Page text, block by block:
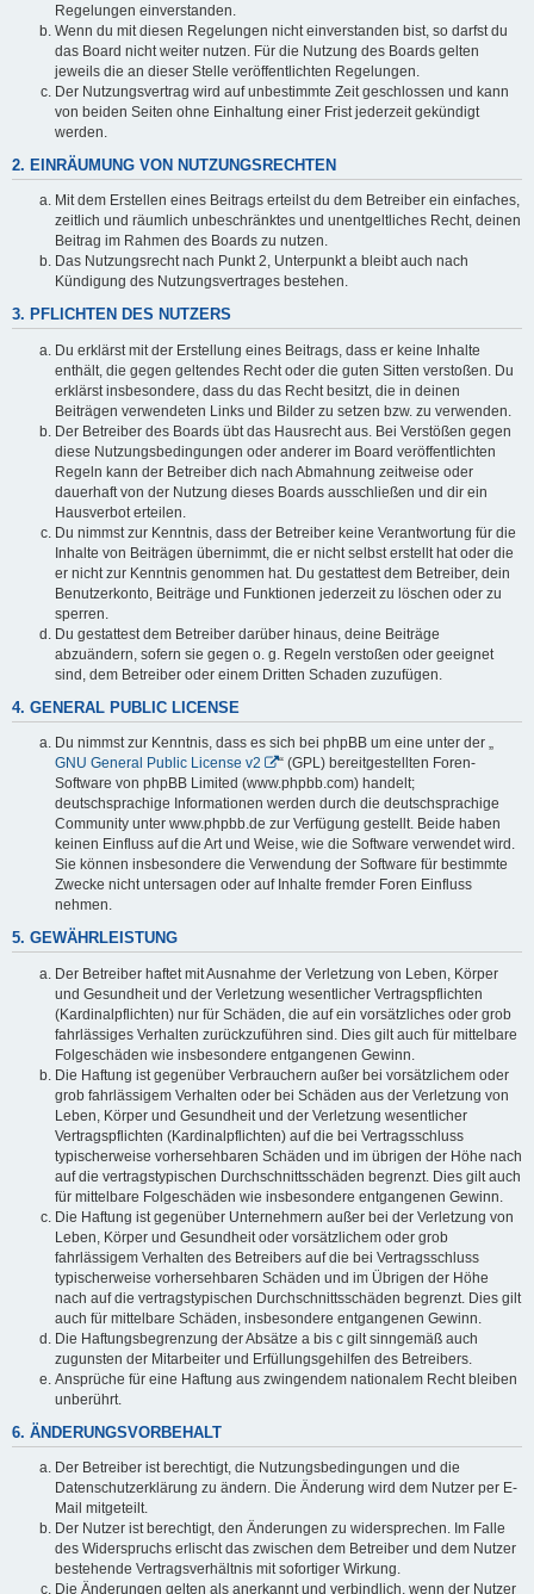
Regelungen einverstanden.
Wenn du mit diesen Regelungen nicht einverstanden bist, so darfst du
das Board nicht weiter nutzen. Für die Nutzung des Boards gelten
jeweils die an dieser Stelle veröffentlichten Regelungen.
Der Nutzungsvertrag wird auf unbestimmte Zeit geschlossen und kann
von beiden Seiten ohne Einhaltung einer Frist jederzeit gekündigt
werden.
2. EINRÄUMUNG VON NUTZUNGSRECHTEN
Mit dem Erstellen eines Beitrags erteilst du dem Betreiber ein einfaches,
zeitlich und räumlich unbeschränktes und unentgeltliches Recht, deinen
Beitrag im Rahmen des Boards zu nutzen.
Das Nutzungsrecht nach Punkt 2, Unterpunkt a bleibt auch nach
Kündigung des Nutzungsvertrages bestehen.
3. PFLICHTEN DES NUTZERS
Du erklärst mit der Erstellung eines Beitrags, dass er keine Inhalte
enthält, die gegen geltendes Recht oder die guten Sitten verstoßen. Du
erklärst insbesondere, dass du das Recht besitzt, die in deinen
Beiträgen verwendeten Links und Bilder zu setzen bzw. zu verwenden.
Der Betreiber des Boards übt das Hausrecht aus. Bei Verstößen gegen
diese Nutzungsbedingungen oder anderer im Board veröffentlichten
Regeln kann der Betreiber dich nach Abmahnung zeitweise oder
dauerhaft von der Nutzung dieses Boards ausschließen und dir ein
Hausverbot erteilen.
Du nimmst zur Kenntnis, dass der Betreiber keine Verantwortung für die
Inhalte von Beiträgen übernimmt, die er nicht selbst erstellt hat oder die
er nicht zur Kenntnis genommen hat. Du gestattest dem Betreiber, dein
Benutzerkonto, Beiträge und Funktionen jederzeit zu löschen oder zu
sperren.
Du gestattest dem Betreiber darüber hinaus, deine Beiträge
abzuändern, sofern sie gegen o. g. Regeln verstoßen oder geeignet
sind, dem Betreiber oder einem Dritten Schaden zuzufügen.
4. GENERAL PUBLIC LICENSE
Du nimmst zur Kenntnis, dass es sich bei phpBB um eine unter der „
GNU General Public License v2
“ (GPL) bereitgestellten Foren-
Software von phpBB Limited (www.phpbb.com) handelt;
deutschsprachige Informationen werden durch die deutschsprachige
Community unter www.phpbb.de zur Verfügung gestellt. Beide haben
keinen Einfluss auf die Art und Weise, wie die Software verwendet wird.
Sie können insbesondere die Verwendung der Software für bestimmte
Zwecke nicht untersagen oder auf Inhalte fremder Foren Einfluss
nehmen.
5. GEWÄHRLEISTUNG
Der Betreiber haftet mit Ausnahme der Verletzung von Leben, Körper
und Gesundheit und der Verletzung wesentlicher Vertragspflichten
(Kardinalpflichten) nur für Schäden, die auf ein vorsätzliches oder grob
fahrlässiges Verhalten zurückzuführen sind. Dies gilt auch für mittelbare
Folgeschäden wie insbesondere entgangenen Gewinn.
Die Haftung ist gegenüber Verbrauchern außer bei vorsätzlichem oder
grob fahrlässigem Verhalten oder bei Schäden aus der Verletzung von
Leben, Körper und Gesundheit und der Verletzung wesentlicher
Vertragspflichten (Kardinalpflichten) auf die bei Vertragsschluss
typischerweise vorhersehbaren Schäden und im übrigen der Höhe nach
auf die vertragstypischen Durchschnittsschäden begrenzt. Dies gilt auch
für mittelbare Folgeschäden wie insbesondere entgangenen Gewinn.
Die Haftung ist gegenüber Unternehmern außer bei der Verletzung von
Leben, Körper und Gesundheit oder vorsätzlichem oder grob
fahrlässigem Verhalten des Betreibers auf die bei Vertragsschluss
typischerweise vorhersehbaren Schäden und im Übrigen der Höhe
nach auf die vertragstypischen Durchschnittsschäden begrenzt. Dies gilt
auch für mittelbare Schäden, insbesondere entgangenen Gewinn.
Die Haftungsbegrenzung der Absätze a bis c gilt sinngemäß auch
zugunsten der Mitarbeiter und Erfüllungsgehilfen des Betreibers.
Ansprüche für eine Haftung aus zwingendem nationalem Recht bleiben
unberührt.
6. ÄNDERUNGSVORBEHALT
Der Betreiber ist berechtigt, die Nutzungsbedingungen und die
Datenschutzerklärung zu ändern. Die Änderung wird dem Nutzer per E-
Mail mitgeteilt.
Der Nutzer ist berechtigt, den Änderungen zu widersprechen. Im Falle
des Widerspruchs erlischt das zwischen dem Betreiber und dem Nutzer
bestehende Vertragsverhältnis mit sofortiger Wirkung.
Die Änderungen gelten als anerkannt und verbindlich, wenn der Nutzer